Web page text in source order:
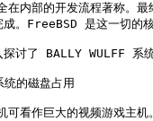
在内部的开发流程著称。
。FreeBSD 是这一切的
探讨了 BALLY WULFF 系
的磁盘占用
可看作巨大的视频游戏主